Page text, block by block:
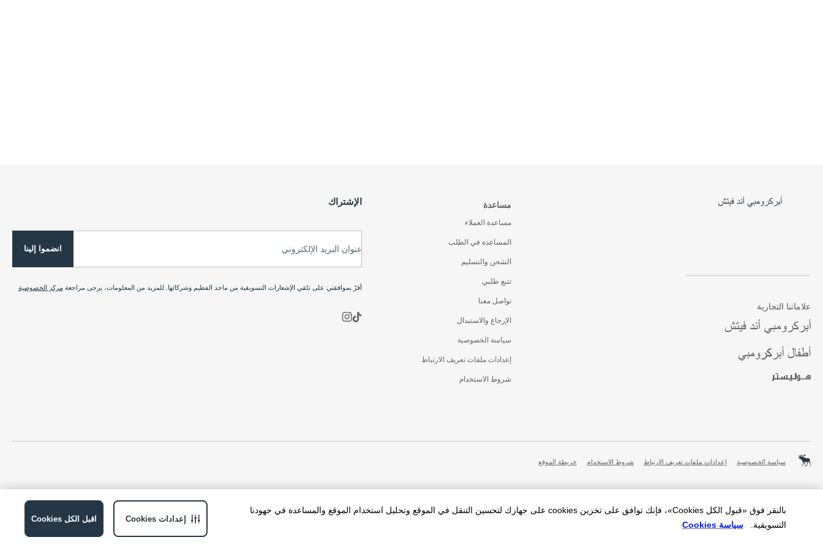
بالنقر فوق «قبول الكل Cookies»، فإنك توافق على تخزين cookies على جهازك لتحسين التنقل في الموقع وتحليل استخدام الموقع والمساعدة في جهودنا
التسويقية.
سياسة Cookies
اقبل الكل Cookies إعدادات Cookies
علاماتنا التجارية
مساعدة
مساعدة العملاء
المساعدة في الطلب
الشحن والتسليم
تتبع طلبي
تواصل معنا
الإرجاع والاستبدال
سياسة الخصوصية
إعدادات ملفات تعريف الارتباط
شروط الاستخدام
الإشتراك
عنوان البريد الإلكتروني انضموا إلينا
أقرّ بموافقتي على تلقي الإشعارات التسويقية من ماجد الفطيم وشركائها. للمزيد من المعلومات، يرجى مراجعة مركز الخصوصية
سياسة الخصوصية إعدادات ملفات تعريف الارتباط شروط الاستخدام خريطة الموقع